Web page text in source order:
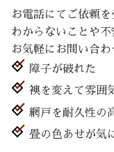
お電話にてご依頼を
わからないことや
お気軽にお問い合わ
障子が破れた
襖を変えて雰囲
網戸を耐久性の
畳の色あせが気